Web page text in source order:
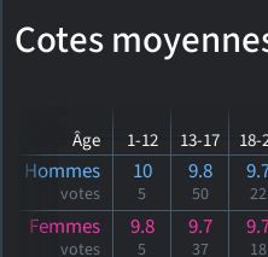
Cotes
Âge 1-12 13-17 18-
Hommes
votes
10
5
9.8
50 22
Femmes
votes
9.8
5
9.7
37 18